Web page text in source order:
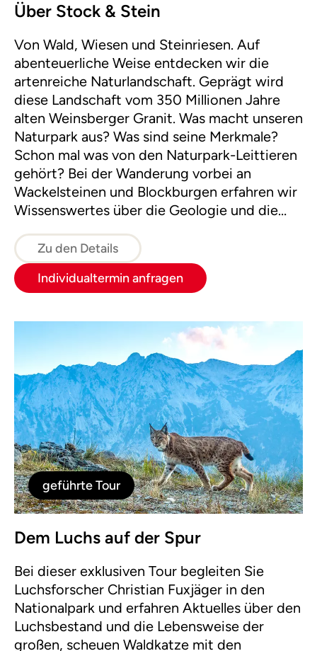
Über Stock & Stein
Von Wald, Wiesen und Steinriesen. Auf
abenteuerliche Weise entdecken wir die
artenreiche Naturlandschaft. Geprägt wird
diese Landschaft vom 350 Millionen Jahre
alten Weinsberger Granit. Was macht unseren
Naturpark aus? Was sind seine Merkmale?
Schon mal was von den Naturpark-Leittieren
gehört? Bei der Wanderung vorbei an
Wackelsteinen und Blockburgen erfahren wir
Wissenswertes über die Geologie und die
Zu den Details
Individualtermin anfragen
geführte Tour
Dem Luchs auf der Spur
Bei dieser exklusiven Tour begleiten Sie
Luchsforscher Christian Fuxjäger in den
Nationalpark und erfahren Aktuelles über den
Luchsbestand und die Lebensweise der
großen, scheuen Waldkatze mit den